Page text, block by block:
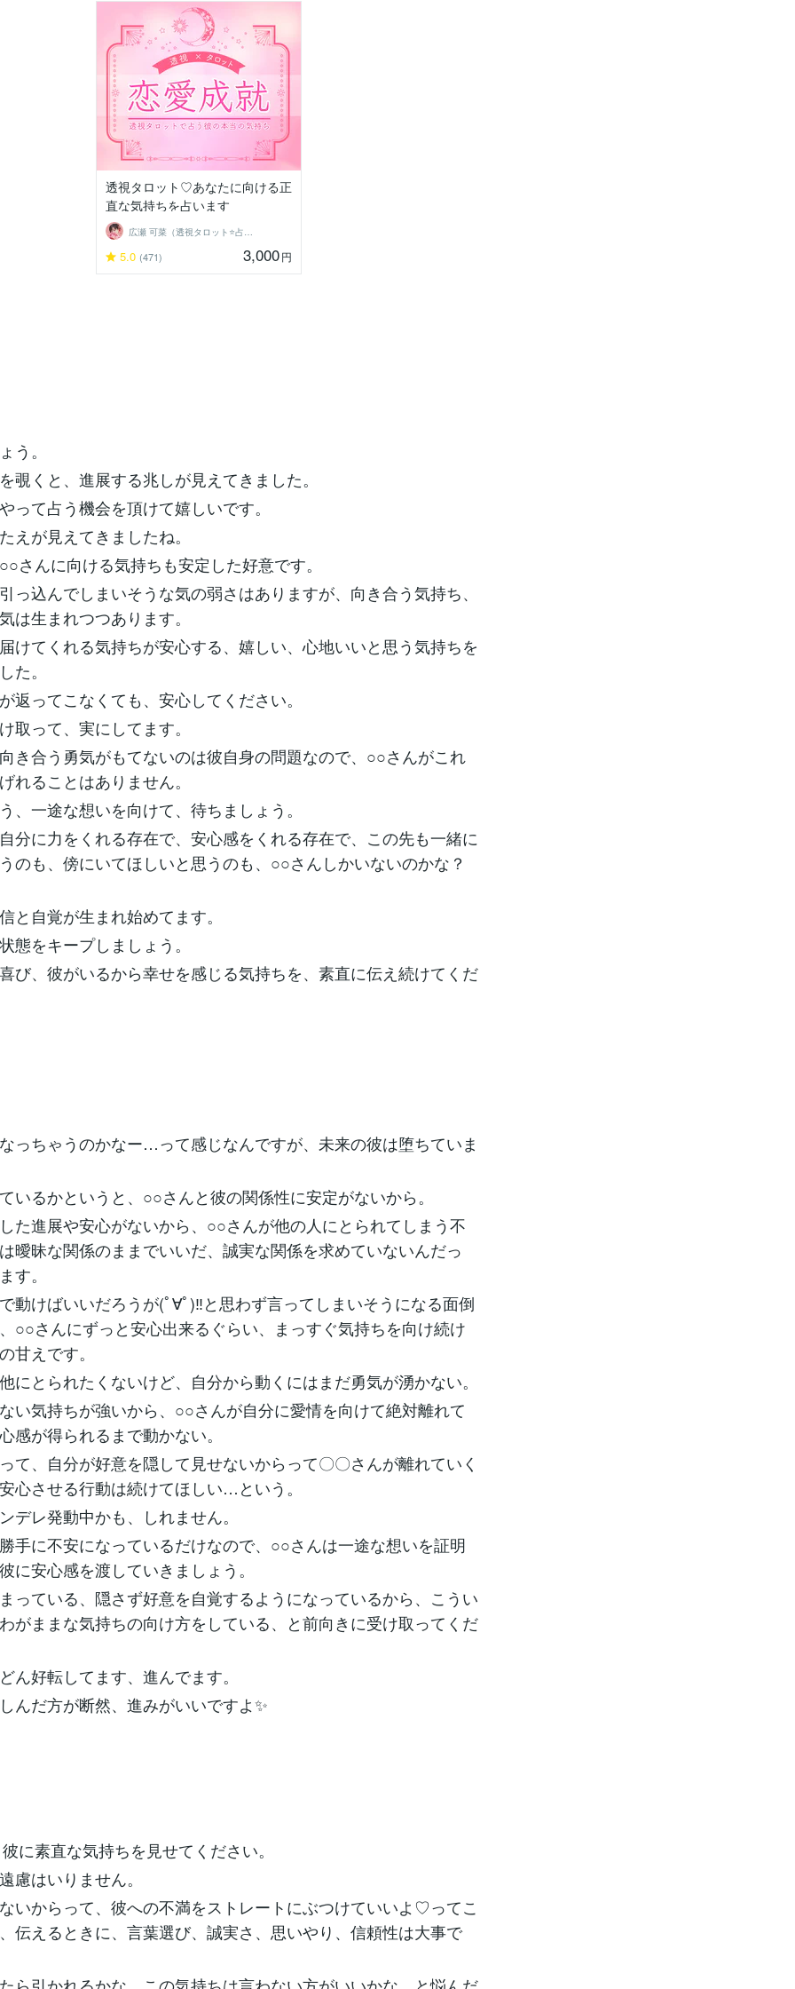
透視タロット♡あなたに向ける正
直な気持ちを占います
広瀬 可菜（透視タロット⭐占い師）
5.0 (471) 3,000円
う。
覗くと、進展する兆しが見えてきました。
って占う機会を頂けて嬉しいです。
えが見えてきましたね。
さんに向ける気持ちも安定した好意です。
っ込んでしまいそうな気の弱さはありますが、向き合う気持ち、
は生まれつつあります。
けてくれる気持ちが安心する、嬉しい、心地いいと思う気持ちを
た。
返ってこなくても、安心してください。
取って、実にしてます。
き合う勇気がもてないのは彼自身の問題なので、○○さんがこれ
れることはありません。
、一途な想いを向けて、待ちましょう。
分に力をくれる存在で、安心感をくれる存在で、この先も一緒に
のも、傍にいてほしいと思うのも、○○さんしかいないのかな？
と自覚が生まれ始めてます。
態をキープしましょう。
び、彼がいるから幸せを感じる気持ちを、素直に伝え続けてくだ
っちゃうのかなー…って感じなんですが、未来の彼は堕ちていま
いるかというと、○○さんと彼の関係性に安定がないから。
た進展や安心がないから、○○さんが他の人にとられてしまう不
曖昧な関係のままでいいだ、誠実な関係を求めていないんだっ
す。
動けばいいだろうが(ﾟ∀ﾟ)‼と思わず言ってしまいそうになる面倒
○○さんにずっと安心出来るぐらい、まっすぐ気持ちを向け続け
甘えです。
にとられたくないけど、自分から動くにはまだ勇気が湧かない。
い気持ちが強いから、○○さんが自分に愛情を向けて絶対離れて
感が得られるまで動かない。
て、自分が好意を隠して見せないからって〇〇さんが離れていく
心させる行動は続けてほしい…という。
デレ発動中かも、しれません。
手に不安になっているだけなので、○○さんは一途な想いを証明
に安心感を渡していきましょう。
っている、隠さず好意を自覚するようになっているから、こうい
がままな気持ちの向け方をしている、と前向きに受け取ってくだ
ん好転してます、進んでます。
んだ方が断然、進みがいいですよ✨
に素直な気持ちを見せてください。
慮はいりません。
いからって、彼への不満をストレートにぶつけていいよ♡ってこ
伝えるときに、言葉選び、誠実さ、思いやり、信頼性は大事で